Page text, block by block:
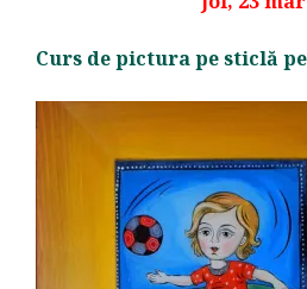
Curs de pictura pe sticlă